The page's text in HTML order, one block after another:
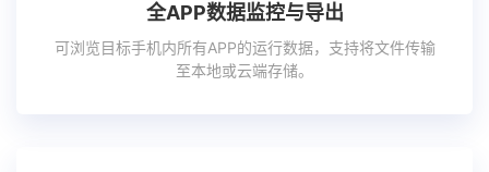
全APP数据监控与导出
可浏览目标手机内所有APP的运行数据，支持将文件传输
至本地或云端存储。